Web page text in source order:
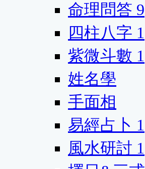
命理問答 9
四柱八字 1
紫微斗數 1
姓名學
手面相
易經占卜 1
風水研討 1